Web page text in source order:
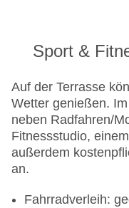
Sport &
Auf der Terrasse
Wetter genießen.
neben Radfahren/
Fitnessstudio,
außerdem
an.
Fahrradverleih: